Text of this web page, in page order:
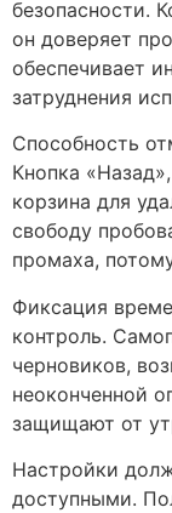
безопасности.
он доверяет
обеспечивает
затруднения
Способность
Кнопка
корзина для
свободу
промаха,
Фиксация
контроль.
черновиков,
неоконченной
защищают от
Настройки
доступными.